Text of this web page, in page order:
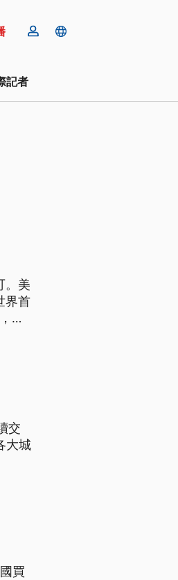
記者
。美
界首
製
交
大城
買